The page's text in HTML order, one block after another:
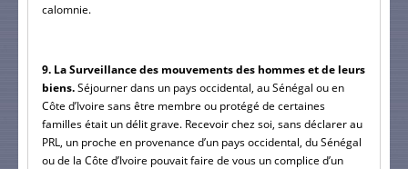
calomnie.
9. La Surveillance des mouvements des hommes et de leurs
biens. Séjourner dans un pays occidental, au Sénégal ou en
Côte d’Ivoire sans être membre ou protégé de certaines
familles était un délit grave. Recevoir chez soi, sans déclarer au
PRL, un proche en provenance d’un pays occidental, du Sénégal
ou de la Côte d’Ivoire pouvait faire de vous un complice d’un